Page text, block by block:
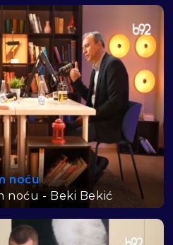
noću
noću - Beki Bekić